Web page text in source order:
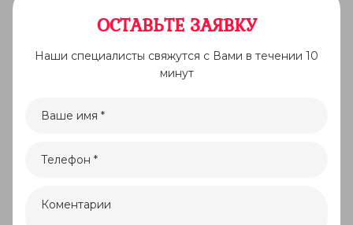
ОСТАВЬТЕ ЗАЯВКУ
Наши специалисты свяжутся с Вами в течении 10
минут